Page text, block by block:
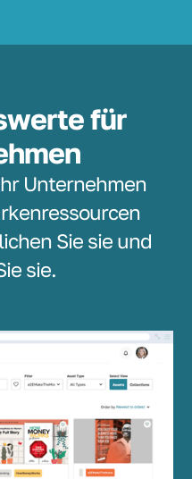
für
Unternehmen
Sie sie und
sie.